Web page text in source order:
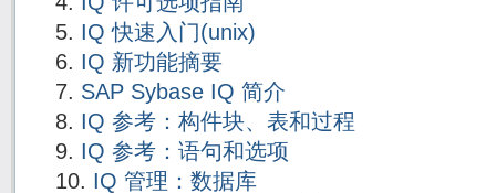
IQ 快速入门(unix)
IQ 新功能摘要
SAP Sybase IQ 简介
IQ 参考：构件块、表和过程
IQ 参考：语句和选项
IQ 管理：数据库